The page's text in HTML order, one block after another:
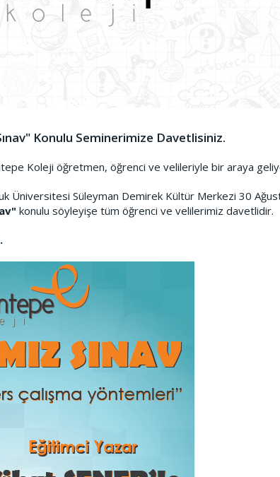
Konulu Seminerimize Davetlisiniz.
Koleji öğretmen, öğrenci ve velileriyle bir araya
Üniversitesi Süleyman Demirek Kültür Merkezi 30
konulu söyleyişe tüm öğrenci ve velilerimiz davetlidir.